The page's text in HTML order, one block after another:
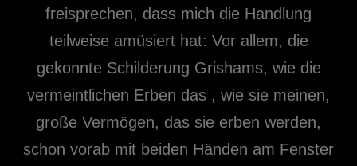
freisprechen, dass mich die Handlung
teilweise amüsiert hat: Vor allem, die
gekonnte Schilderung Grishams, wie die
vermeintlichen Erben das , wie sie meinen,
große Vermögen, das sie erben werden,
schon vorab mit beiden Händen am Fenster